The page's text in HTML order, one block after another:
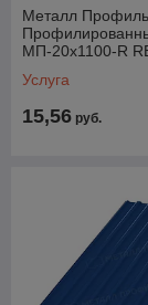
Металл Профиль
МП-20x1100-R
Услуга
15,56 руб.